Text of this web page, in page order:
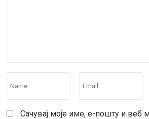
Сачувај моје име, е-пошту и веб